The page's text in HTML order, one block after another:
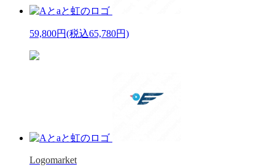
59,800円(税込65,780円)
Logomarket